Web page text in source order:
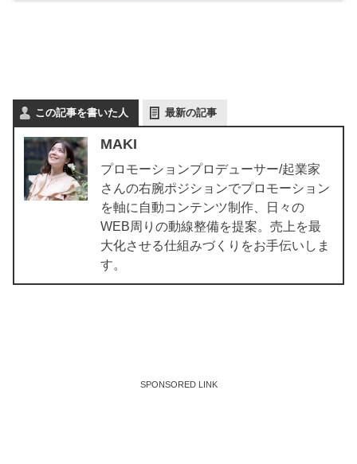
この記事を書いた人 最新の記事
MAKI
プロモーションプロデューサー/起業家
さんの右腕ポジションでプロモーション
を軸に自動コンテンツ制作、日々の
WEB周りの動線整備を提案。売上を最
大化させる仕組みづくりをお手伝いしま
す。
SPONSORED LINK